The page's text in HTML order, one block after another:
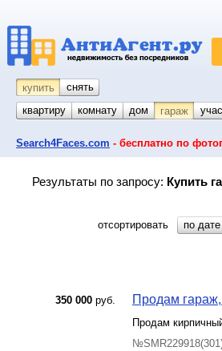
купить снять
квартиру
комнату койко-место
дом гараж
Search4Faces.com - бесплатно по
Результаты по запросу: Купить
отсортировать по
350 000 руб. Продам
Продам